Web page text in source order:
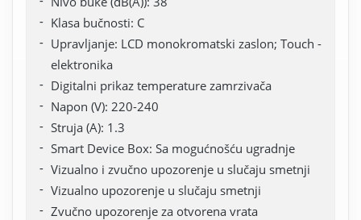
Klasa bučnosti: C
Upravljanje: LCD monokromatski zaslon; Touch -
elektronika
Digitalni prikaz temperature zamrzivača
Napon (V): 220-240
Struja (A): 1.3
Smart Device Box: Sa mogućnošću ugradnje
Vizualno i zvučno upozorenje u slučaju smetnji
Vizualno upozorenje u slučaju smetnji
Zvučno upozorenje za otvorena vrata